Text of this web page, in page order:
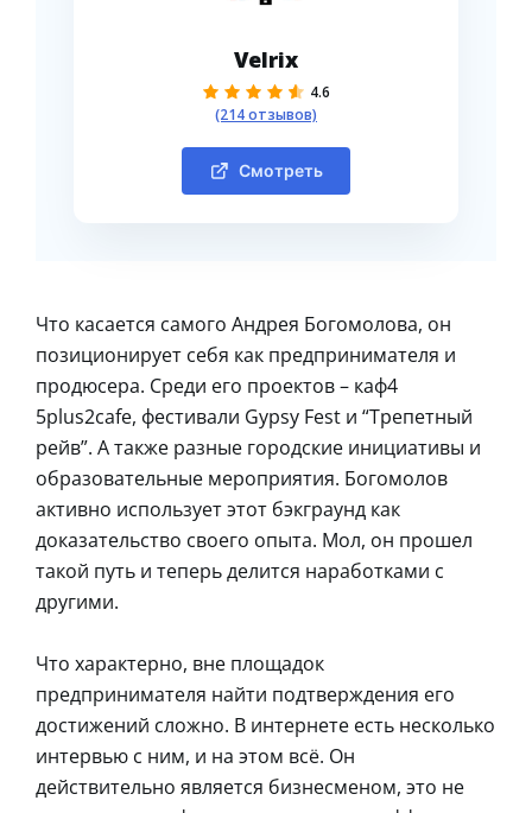
Velrix
4.6
(214 отзывов)
Смотреть
Что касается самого Андрея Богомолова, он
позиционирует себя как предпринимателя и
продюсера. Среди его проектов – каф4
5plus2cafe, фестивали Gypsy Fest и “Трепетный
рейв”. А также разные городские инициативы и
образовательные мероприятия. Богомолов
активно использует этот бэкграунд как
доказательство своего опыта. Мол, он прошел
такой путь и теперь делится наработками с
другими.
Что характерно, вне площадок
предпринимателя найти подтверждения его
достижений сложно. В интернете есть несколько
интервью с ним, и на этом всё. Он
действительно является бизнесменом, это не